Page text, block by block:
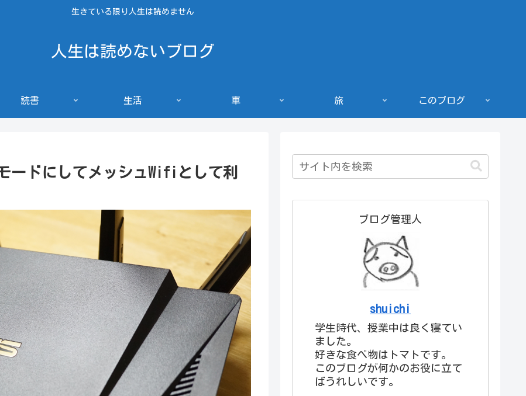
生きている限り人生は読めません
人生は読めないブログ
読書 生活 車 旅 このブログ
ードにしてメッシュWifiとして利
ブログ管理人
shuichi
学生時代、授業中は良く寝てい
ました。
好きな食べ物はトマトです。
このブログが何かのお役に立て
ばうれしいです。